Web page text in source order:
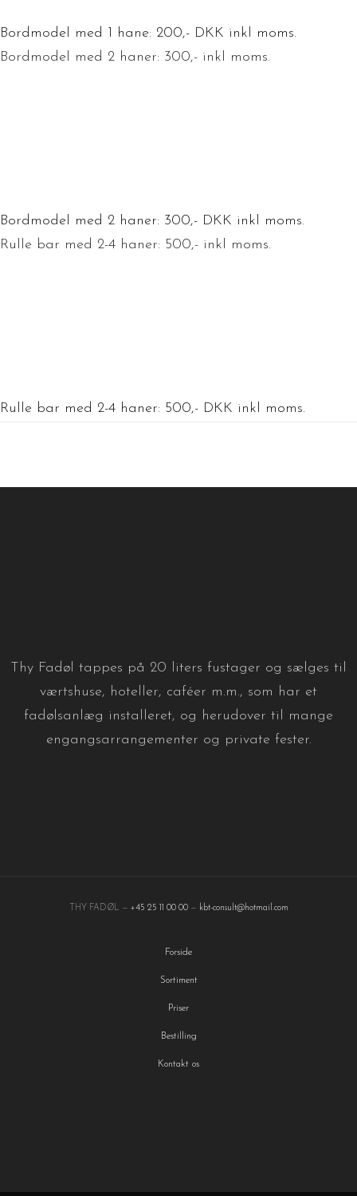
Bordmodel med 1 hane: 200,- DKK inkl moms.
Bordmodel med 2 haner: 300,- inkl moms.
Bordmodel med 2 haner: 300,- DKK inkl moms.
Rulle bar med 2-4 haner: 500,- inkl moms.
Rulle bar med 2-4 haner: 500,- DKK inkl moms.
Thy Fadøl tappes på 20 liters fustager og sælges til
værtshuse, hoteller, caféer m.m., som har et
fadølsanlæg installeret, og herudover til mange
engangsarrangementer og private fester.
THY FADØL — +45 25 11 00 00 — kbt-consult@hotmail.com
Forside
Sortiment
Priser
Bestilling
Kontakt os